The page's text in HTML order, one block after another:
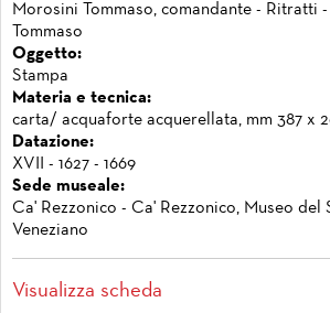
Morosini Tommaso, comandante - Ritratti
Tommaso
Oggetto:
Stampa
Materia e tecnica:
carta/ acquaforte acquerellata, mm 387 x
Datazione:
XVII - 1627 - 1669
Sede museale:
Ca' Rezzonico - Ca' Rezzonico, Museo del
Veneziano
Visualizza scheda